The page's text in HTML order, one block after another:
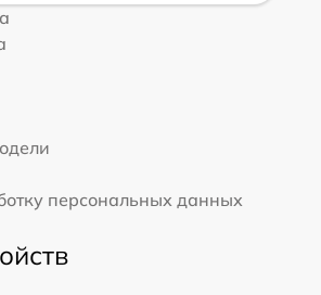
персональных данных